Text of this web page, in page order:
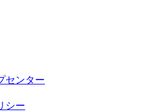
センター
シー